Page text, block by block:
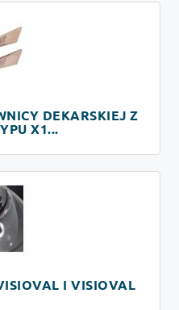
DEKARSKIEJ Z
X1...
I VISIOVAL